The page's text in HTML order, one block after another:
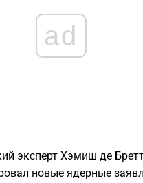
ad
эксперт Хэмиш де
новые ядерные